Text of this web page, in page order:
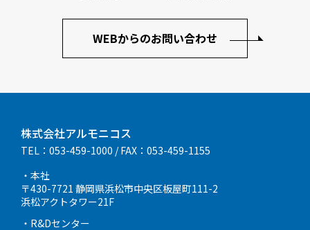
WEBからのお問い合わせ
株式会社アルモニコス
TEL：053-459-1000 / FAX：053-459-1155
・本社
〒430-7721 静岡県浜松市中央区板屋町111-2
浜松アクトタワー21F
・R&Dセンター